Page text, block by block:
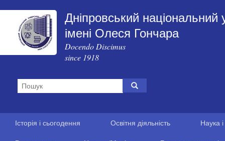
Дніпровський національний
імені Олеся Гончара
Docendo Discimus
since 1918
Історія і сьогодення Освітня діяльність Наука